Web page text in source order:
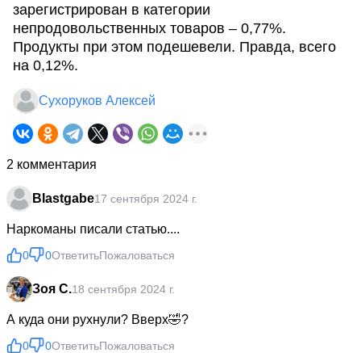
зарегистрирован в категории
непродовольственных товаров – 0,77%.
Продукты при этом подешевели. Правда, всего
на 0,12%.
Сухоруков Алексей
2 комментария
Blastgabe17 сентября 2024 г.
Наркоманы писали статью....
0 0ОтветитьПожаловаться
Зоя С.18 сентября 2024 г.
А куда они рухнули? Вверх🤣?
0 0ОтветитьПожаловаться